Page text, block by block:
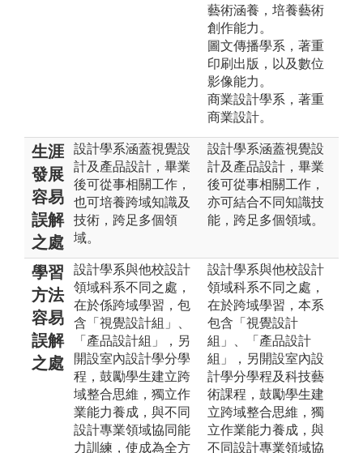
藝術涵養，培養藝術
創作能力。
圖文傳播學系，著重
印刷出版，以及數位
影像能力。
商業設計學系，著重
商業設計。
生涯
發展
容易
誤解
之處
設計學系涵蓋視覺設
計及產品設計，畢業
後可從事相關工作，
也可培養跨域知識及
技術，跨足多個領
域。
設計學系涵蓋視覺設
計及產品設計，畢業
後可從事相關工作，
亦可結合不同知識技
能，跨足多個領域。
學習
方法
容易
誤解
之處
設計學系與他校設計
領域科系不同之處，
在於係跨域學習，包
含「視覺設計組」、
「產品設計組」，另
開設室內設計學分學
程，鼓勵學生建立跨
域整合思維，獨立作
業能力養成，與不同
設計專業領域協同能
力訓練，使成為全方
設計學系與他校設計
領域科系不同之處，
在於跨域學習，本系
包含「視覺設計
組」、「產品設計
組」，另開設室內設
計學分學程及科技藝
術課程，鼓勵學生建
立跨域整合思維，獨
立作業能力養成，與
不同設計專業領域協